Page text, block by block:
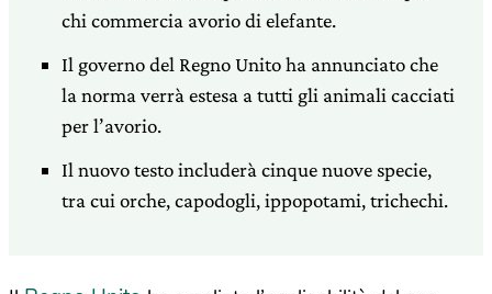
chi commercia avorio di elefante.
Il governo del Regno Unito ha annunciato che
la norma verrà estesa a tutti gli animali cacciati
per l’avorio.
Il nuovo testo includerà cinque nuove specie,
tra cui orche, capodogli, ippopotami, trichechi.